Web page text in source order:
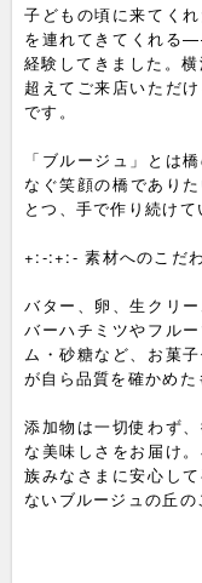
子どもの頃に来てく
を連れてきてくれる
経験してきました。
超えてご来店いただ
です。
「ブルージュ」とは
なぐ笑顔の橋であり
とつ、手で作り続けて
+:-:+:- 素材へのこだ
バター、卵、生クリ
バーハチミツやフル
ム・砂糖など、お菓
が自ら品質を確かめた
添加物は一切使わず
な美味しさをお届け
族みなさまに安心し
ないブルージュの丘の